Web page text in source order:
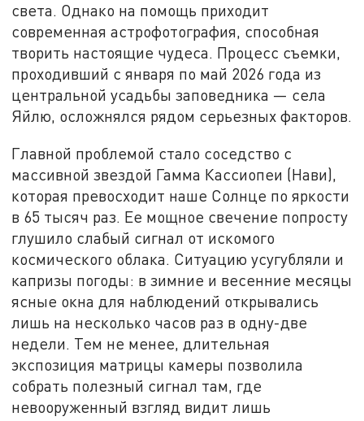
света. Однако на помощь приходит
современная астрофотография, способная
творить настоящие чудеса. Процесс съемки,
проходивший с января по май 2026 года из
центральной усадьбы заповедника — села
Яйлю, осложнялся рядом серьезных факторов.
Главной проблемой стало соседство с
массивной звездой Гамма Кассиопеи (Нави),
которая превосходит наше Солнце по яркости
в 65 тысяч раз. Ее мощное свечение попросту
глушило слабый сигнал от искомого
космического облака. Ситуацию усугубляли и
капризы погоды: в зимние и весенние месяцы
ясные окна для наблюдений открывались
лишь на несколько часов раз в одну-две
недели. Тем не менее, длительная
экспозиция матрицы камеры позволила
собрать полезный сигнал там, где
невооруженный взгляд видит лишь